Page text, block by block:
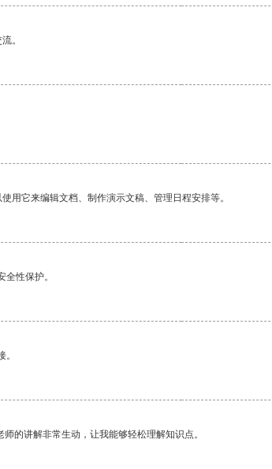
。
用它来编辑文档、制作演示文稿、管理日程安排等。
性保护。
的讲解非常生动，让我能够轻松理解知识点。